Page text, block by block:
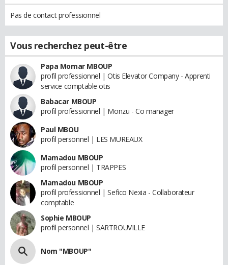
Pas de contact professionnel
Vous recherchez peut-être
Papa Momar MBOUP
profil professionnel | Otis Elevator Company - Apprenti
service comptable otis
Babacar MBOUP
profil professionnel | Monzu - Co manager
Paul MBOU
profil personnel | LES MUREAUX
Mamadou MBOUP
profil personnel | TRAPPES
Mamadou MBOUP
profil professionnel | Sefico Nexia - Collaborateur
comptable
Sophie MBOUP
profil personnel | SARTROUVILLE
Nom "MBOUP"